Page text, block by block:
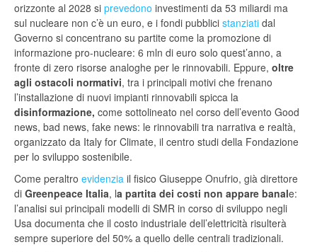
orizzonte al 2028 si prevedono investimenti da 53 miliardi ma
sul nucleare non c’è un euro, e i fondi pubblici stanziati dal
Governo si concentrano su partite come la promozione di
informazione pro-nucleare: 6 mln di euro solo quest’anno, a
fronte di zero risorse analoghe per le rinnovabili. Eppure, oltre
agli ostacoli normativi, tra i principali motivi che frenano
l’installazione di nuovi impianti rinnovabili spicca la
disinformazione, come sottolineato nel corso dell’evento Good
news, bad news, fake news: le rinnovabili tra narrativa e realtà,
organizzato da Italy for Climate, il centro studi della Fondazione
per lo sviluppo sostenibile.
Come peraltro evidenzia il fisico Giuseppe Onufrio, già direttore
di Greenpeace Italia, la partita dei costi non appare banale:
l’analisi sui principali modelli di SMR in corso di sviluppo negli
Usa documenta che il costo industriale dell’elettricità risulterà
sempre superiore del 50% a quello delle centrali tradizionali.